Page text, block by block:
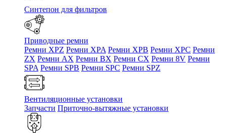
Синтепон для фильтров
Приводные ремни
Ремни XPZ Ремни XPA Ремни XPB Ремни XPC Ремни
ZX Ремни AX Ремни BX Ремни CX Ремни 8V Ремни
SPA Ремни SPB Ремни SPC Ремни SPZ
Вентиляционные установки
Запчасти Приточно-вытяжные установки